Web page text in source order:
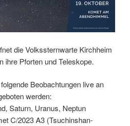
die Volkssternwarte Kirchheim
ihre Pforten und Teleskope.
Beobachtungen live an
werden:
Saturn, Uranus, Neptun
C/2023 A3 (Tsuchinshan-